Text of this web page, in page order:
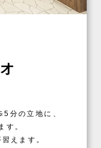
分の立地に、
す。
えます。